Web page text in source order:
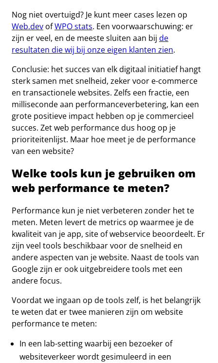
Nog niet overtuigd? Je kunt meer cases lezen op
Web.dev ofWPO stats. Een voorwaarschuwing: er
zijn er veel, en de meeste sluiten aan bij de
resultaten die wij bij onze eigen klanten zien.
Conclusie: het succes van elk digitaal initiatief hangt
sterk samen met snelheid, zeker voor e-commerce
en transactionele websites. Zelfs een fractie, een
milliseconde aan performanceverbetering, kan een
grote positieve impact hebben op je commercieel
succes. Zet web performance dus hoog op je
prioriteitenlijst. Maar hoe meet je de performance
van een website?
Welke tools kun je gebruiken om
web performance te meten?
Performance kun je niet verbeteren zonder het te
meten. Meten levert de metrics op waarmee je de
kwaliteit van je app, site of webservice beoordeelt. Er
zijn veel tools beschikbaar voor de snelheid en
andere aspecten van je website. Naast de tools van
Google zijn er ook uitgebreidere tools met een
andere focus.
Voordat we ingaan op de tools zelf, is het belangrijk
te weten dat er twee manieren zijn om website
performance te meten:
In een lab-setting waarbij een bezoeker of
websiteverkeer wordt gesimuleerd in een